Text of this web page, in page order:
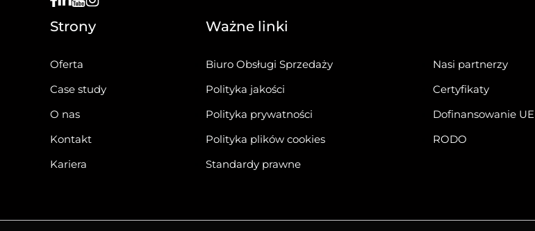
Strony
Oferta
Case study
O nas
Kontakt
Kariera
Ważne linki
Biuro Obsługi Sprzedaży
Polityka jakości
Polityka prywatności
Polityka plików cookies
Standardy prawne
Nasi partnerzy
Certyfikaty
Dofinansowanie UE
RODO